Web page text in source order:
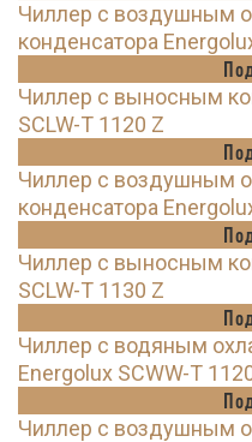
Чиллер с воздушным
конденсатора
Чиллер с выносным
SCLW-T 1120 Z
Чиллер с воздушным
конденсатора
Чиллер с выносным
SCLW-T 1130 Z
Чиллер с водяным
Energolux SCWW-T
Чиллер с воздушным